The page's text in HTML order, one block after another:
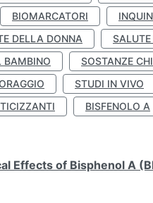
BIOMARCATORI
DELLA DONNA
BAMBINO
SOSTANZE
STUDI IN VIVO
BISFENOLO A
Effects of Bisphenol A